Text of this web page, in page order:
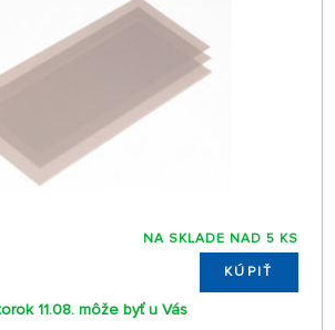
NA SKLADE NAD 5 KS
KÚPIŤ
11.08. môže byť u Vás